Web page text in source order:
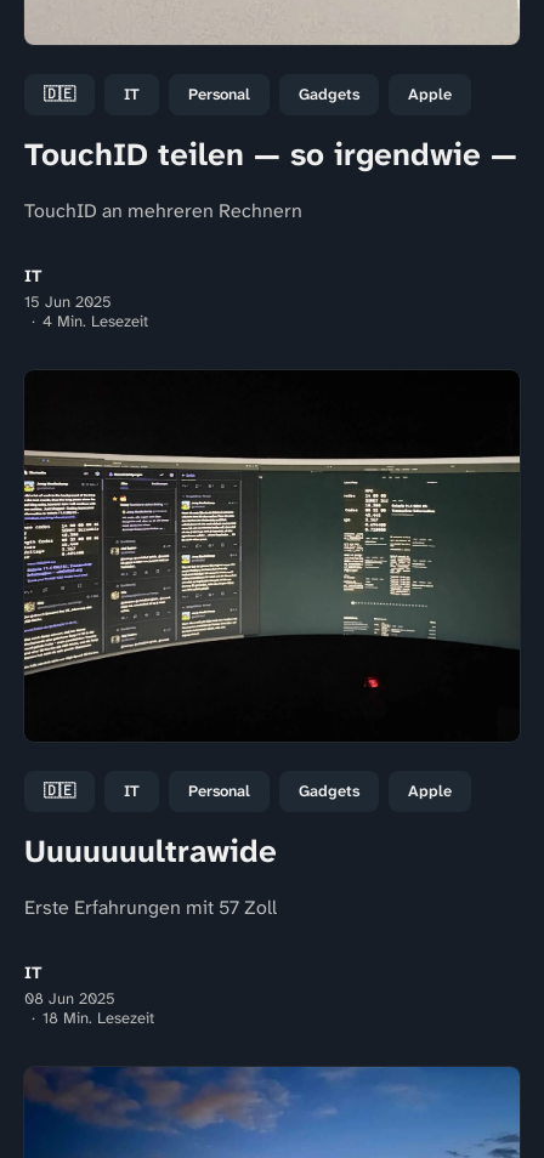
🇩🇪 IT Personal Gadgets Apple
TouchID teilen — so irgendwie —
TouchID an mehreren Rechnern
IT
15 Jun 2025
4 Min. Lesezeit
🇩🇪 IT Personal Gadgets Apple
Uuuuuuultrawide
Erste Erfahrungen mit 57 Zoll
IT
08 Jun 2025
18 Min. Lesezeit